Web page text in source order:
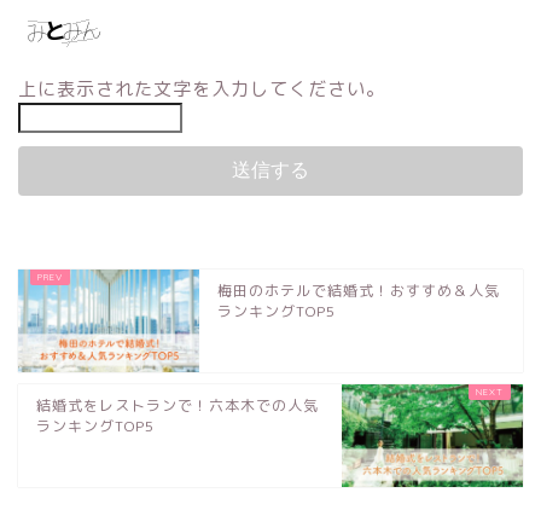
上に表示された文字を入力してください。
梅田のホテルで結婚式！おすすめ＆人気
ランキングTOP5
結婚式をレストランで！六本木での人気
ランキングTOP5